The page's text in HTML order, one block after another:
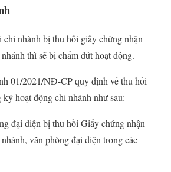
nhành bị thu hồi giấy chứng nhận
thì sẽ bị chấm dứt hoạt động.
01/2021/NĐ-CP quy định về thu hồi
hoạt động chi nhánh như sau:
đại diện bị thu hồi Giấy chứng nhận
văn phòng đại diện trong các